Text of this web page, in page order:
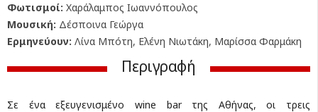
Φωτισμοί: Χαράλαμπος Ιωαννόπουλος
Μουσική: Δέσποινα Γεώργα
Ερμηνεύουν: Λίνα Μπότη, Ελένη Νιωτάκη, Μαρίσσα Φαρμάκη
Περιγραφή
Σε ένα εξευγενισμένο wine bar της Αθήνας, οι τρεις